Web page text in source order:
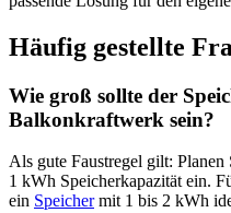
Häufig gestellte
Wie groß sollte der
Balkonkraftwerk sein?
Als gute Faustregel gilt:
1 kWh Speicherkapazität ein.
ein Speichermit 1 bis 2 kWh